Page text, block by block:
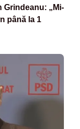
Grindeanu: „Mi-
până la 1